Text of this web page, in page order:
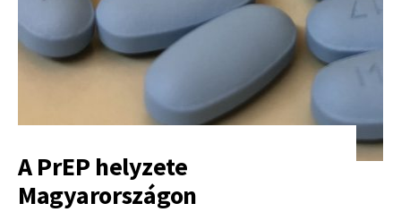
A PrEP helyzete
Magyarországon